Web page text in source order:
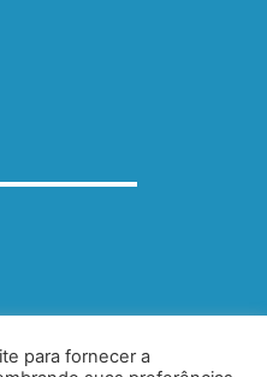
para fornecer a